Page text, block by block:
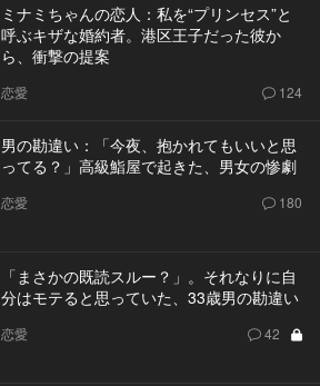
ミナミちゃんの恋人：私を“プリンセス”と
呼ぶキザな婚約者。港区王子だった彼か
ら、衝撃の提案
恋愛 124
男の勘違い：「今夜、抱かれてもいいと思
ってる？」高級鮨屋で起きた、男女の惨劇
恋愛 180
「まさかの既読スルー？」。それなりに自
分はモテると思っていた、33歳男の勘違い
恋愛 42